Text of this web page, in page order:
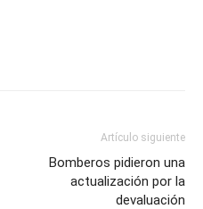
Artículo siguiente
Bomberos pidieron una
actualización por la
devaluación